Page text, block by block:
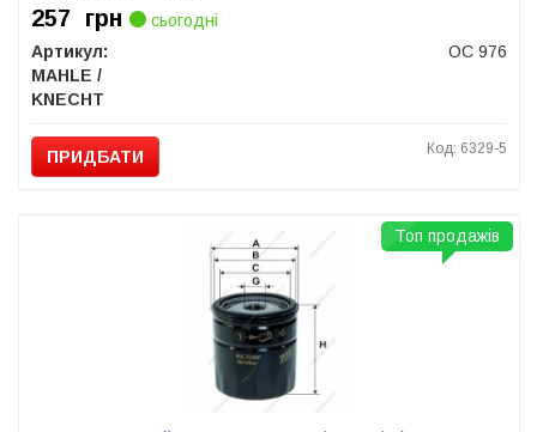
257 грн
сьогодні
Артикул:
OC 976
MAHLE /
KNECHT
ПРИДБАТИ Код: 6329-5
Топ продажів